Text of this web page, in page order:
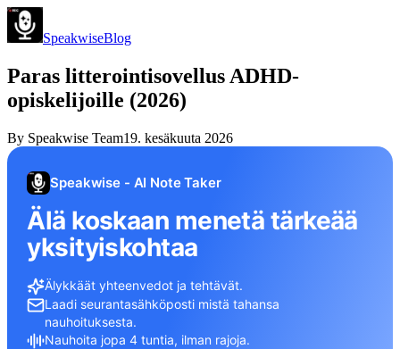
SpeakwiseBlog
Paras litterointisovellus ADHD-
opiskelijoille (2026)
By Speakwise Team19. kesäkuuta 2026
Speakwise - AI Note Taker
Älä koskaan menetä tärkeää
yksityiskohtaa
Älykkäät yhteenvedot ja tehtävät.
Laadi seurantasähköposti mistä tahansa
nauhoituksesta.
Nauhoita jopa 4 tuntia, ilman rajoja.